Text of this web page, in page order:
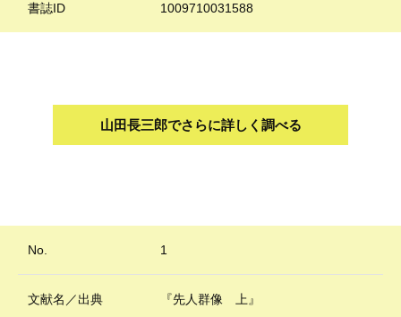
書誌ID 1009710031588
山田長三郎でさらに詳しく調べる
No. 1
文献名／出典 『先人群像 上』